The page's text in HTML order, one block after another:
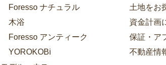
Foresso ナチュラル
木浴
Foresso アンティーク
YOROKOBi
土地をお
資金計画
保証・ア
不動産情